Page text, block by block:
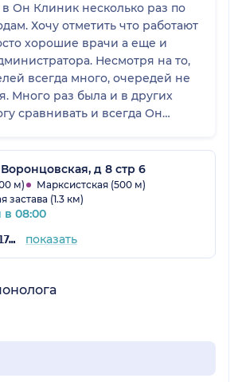
Он Клиник несколько раз по
Хочу отметить что работают
хорошие врачи а еще и
Несмотря на то,
всегда много, очередей не
Много раз была и в других
сравнивать и всегда Он
с пациентов деньги здесь
выкачивает, все назначается
если действительно
и дальше сюда ходить и
так как аналогичных
нет. Если по сервису и
д 8 стр 6
м)
Марксистская (500 м)
застава (1.3 км)
в 08:00
+7 (495) 125-17-00 показать